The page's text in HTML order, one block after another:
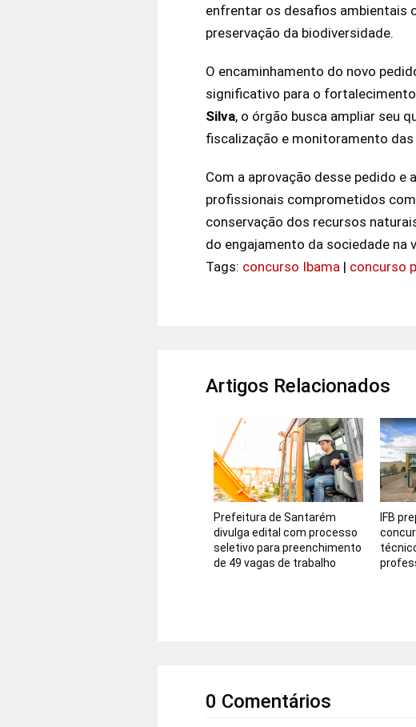
enfrentar os desafios ambientais
preservação da biodiversidade.
O encaminhamento do novo
significativo para o fortalecimento
Silva, o órgão busca ampliar seu
fiscalização e monitoramento
Com a aprovação desse pedido e
profissionais comprometidos
conservação dos recursos
do engajamento da sociedade na
Tags: concurso Ibama | concurso
Artigos Relacionados
Prefeitura de Santarém
divulga edital com processo
seletivo para preenchimento
de 49 vagas de trabalho
IFB
0 Comentários